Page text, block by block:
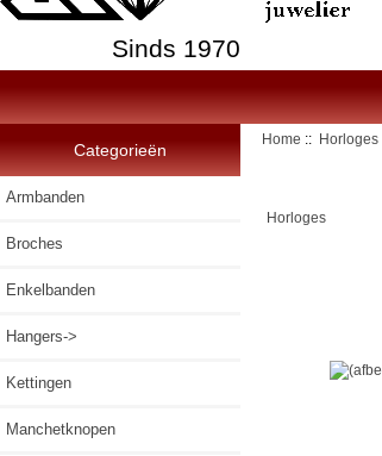
Sinds 1970
Categorieën
Armbanden
Broches
Enkelbanden
Hangers->
Kettingen
Manchetknopen
Home :: Horloges
Horloges